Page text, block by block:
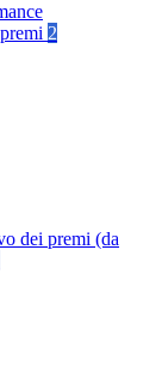
2
dei premi (da